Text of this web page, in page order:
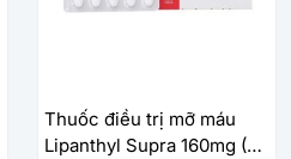
Thuốc điều trị mỡ máu
Lipanthyl Supra 160mg (3